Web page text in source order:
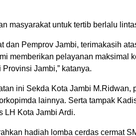
masyarakat untuk tertib berlalu
dan Pemprov Jambi, terimakasih
memberikan pelayanan maksimal
Jambi,” katanya.
ini Sekda Kota Jambi M.Ridwan,
lainnya. Serta tampak
LH Kota Jambi Ardi.
hadiah lomba cerdas cermat